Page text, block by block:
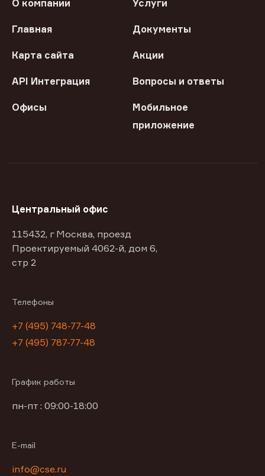
О компании Услуги
Главная Документы
Карта сайта Акции
API Интеграция Вопросы и ответы
Офисы
Мобильное
приложение
Центральный офис
115432, г Москва, проезд
Проектируемый 4062-й, дом 6,
стр 2
Телефоны
+7 (495) 748-77-48
+7 (495) 787-77-48
График работы
пн-пт : 09:00-18:00
E-mail
info@cse.ru